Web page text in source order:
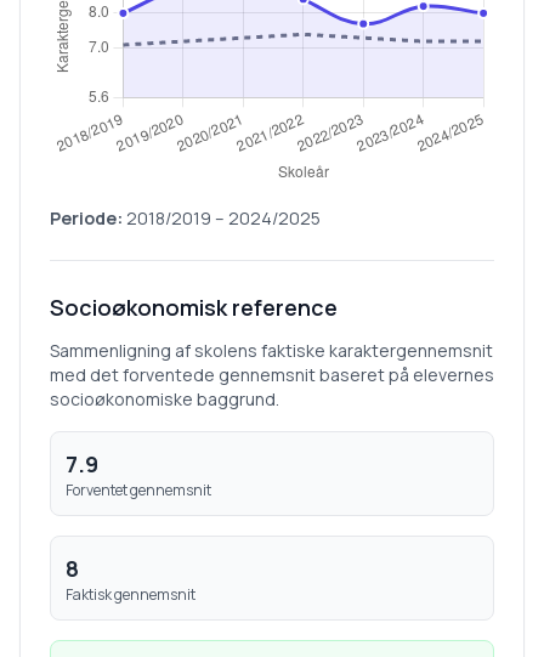
Periode: 2018/2019 – 2024/2025
Socioøkonomisk reference
Sammenligning af skolens faktiske karaktergennemsnit
med det forventede gennemsnit baseret på elevernes
socioøkonomiske baggrund.
7.9
Forventet gennemsnit
8
Faktisk gennemsnit